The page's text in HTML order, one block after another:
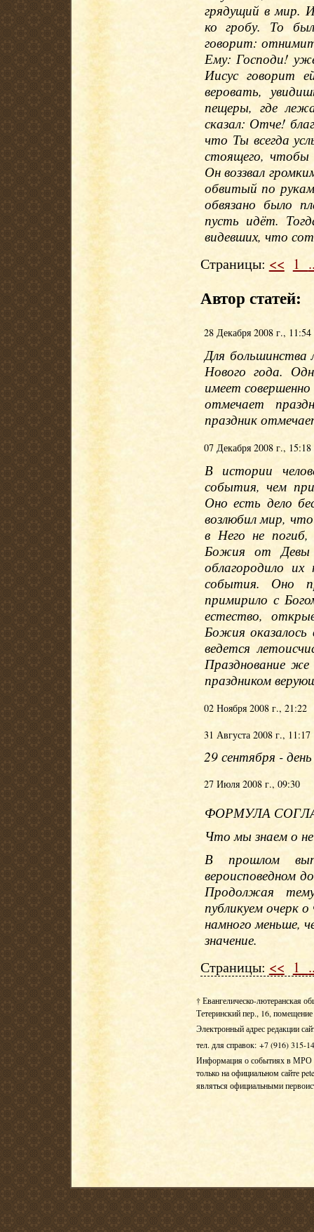
грядущий в мир.
ко гробу. То
говорит:
Ему: Господи!
Иисус говорит
веровать,
пещеры, где
сказал: Отче!
что Ты всегда
стоящего, чтобы
Он воззвал
обвитый по
обвязано было
пусть идёт.
видевших, что
Страницы: << 1
Автор статей:
28 Декабря 2008 г., 11:54
Для большинства
Нового года.
имеет
отмечает
праздник
07 Декабря 2008 г., 15:18
В истории
события, чем
Оно есть дело
возлюбил мир,
в Него не
Божия от Девы
облагородило
события. Оно
примирило с
естество,
Божия
ведется
Празднование
праздником
02 Ноября 2008 г., 21:22
31 Августа 2008 г., 11:17
29 сентября -
27 Июля 2008 г., 09:30
ФОРМУЛА
Что мы знаем о
В прошлом
вероисповедном
Продолжая
публикуем очерк
намного меньше,
значение.
Страницы: << 1
† Евангелическо-лютеранская
Тетеринский пер., 16,
Электронный адрес редакции
тел. для справок: +7 (916) 315-
Информация о событиях в МРО
только на официальном сайте
являться официальными